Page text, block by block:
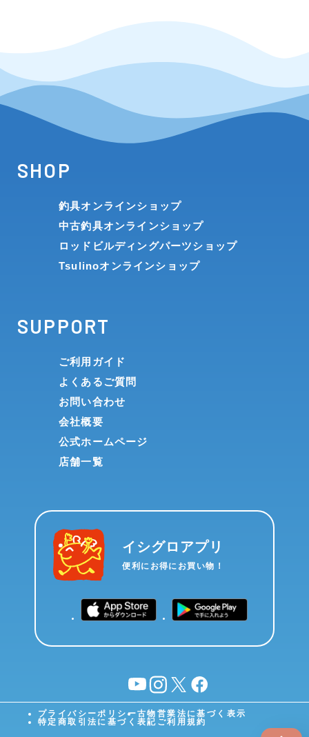
SHOP
釣具オンラインショップ
中古釣具オンラインショップ
ロッドビルディングパーツショップ
Tsulinoオンラインショップ
SUPPORT
ご利用ガイド
よくあるご質問
お問い合わせ
会社概要
公式ホームページ
店舗一覧
イシグロアプリ
便利にお得にお買い物！
YouTubeinstagram
X facebook
プライバシーポリシー古物営業法に基づく表示
特定商取引法に基づく表記 ご利用規約